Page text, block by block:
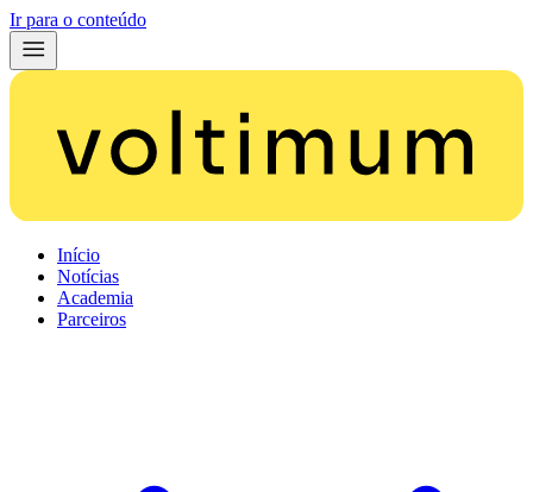
Ir para o conteúdo
Início
Notícias
Academia
Parceiros